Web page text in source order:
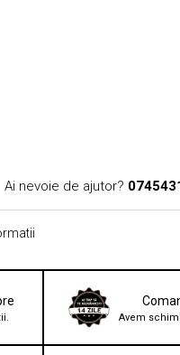
Ai nevoie de ajutor?
Avem